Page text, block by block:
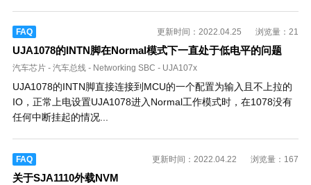
FAQ 浏览量：21
更新时间：2022.04.25
UJA1078的INTN脚在Normal模式下一直处于低电平的问题
汽车芯片 - 汽车总线 - Networking SBC - UJA107x
UJA1078的INTN脚直接连接到MCU的一个配置为输入且不上拉的
IO，正常上电设置UJA1078进入Normal工作模式时，在1078没有
任何中断挂起的情况...
FAQ 浏览量：167
更新时间：2022.04.22
关于SJA1110外载NVM